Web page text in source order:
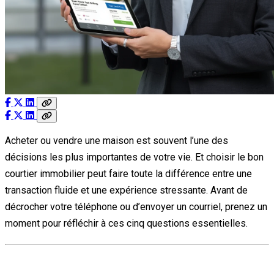
Acheter ou vendre une maison est souvent l’une des
décisions les plus importantes de votre vie. Et choisir le bon
courtier immobilier peut faire toute la différence entre une
transaction fluide et une expérience stressante. Avant de
décrocher votre téléphone ou d’envoyer un courriel, prenez un
moment pour réfléchir à ces cinq questions essentielles.